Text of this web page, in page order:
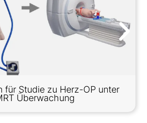
für Studie zu Herz-OP unter
Überwachung